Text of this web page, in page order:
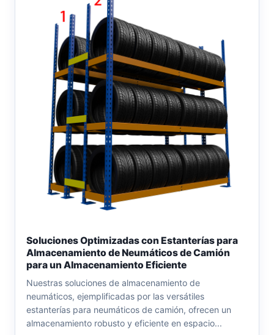
Soluciones Optimizadas con Estanterías para
Almacenamiento de Neumáticos de Camión
para un Almacenamiento Eficiente
Nuestras soluciones de almacenamiento de
neumáticos, ejemplificadas por las versátiles
estanterías para neumáticos de camión, ofrecen un
almacenamiento robusto y eficiente en espacio...